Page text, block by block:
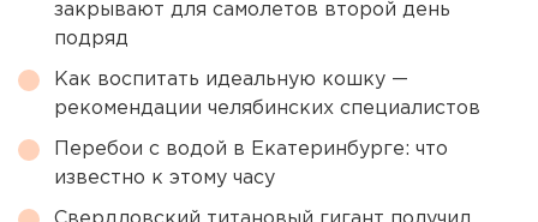
закрывают для самолетов второй день
подряд
Как воспитать идеальную кошку —
рекомендации челябинских специалистов
Перебои с водой в Екатеринбурге: что
известно к этому часу